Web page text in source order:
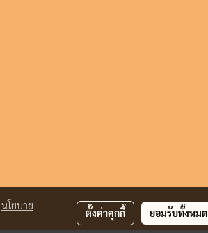
นโยบาย
ตั้งค่าคุกกี้ ยอมรับทั้งหมด